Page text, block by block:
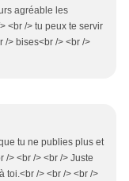
agréable les
<br /> tu peux te servir
/> bises<br /> <br />
tu ne publies plus et
/> <br /> <br /> Juste
toi.<br /> <br /> <br />